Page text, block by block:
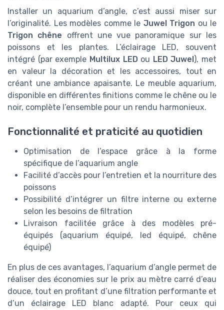
Installer un aquarium d’angle, c’est aussi miser sur
l’originalité. Les modèles comme le Juwel Trigon ou le
Trigon chêne offrent une vue panoramique sur les
poissons et les plantes. L’éclairage LED, souvent
intégré (par exemple Multilux LED ou LED Juwel), met
en valeur la décoration et les accessoires, tout en
créant une ambiance apaisante. Le meuble aquarium,
disponible en différentes finitions comme le chêne ou le
noir, complète l’ensemble pour un rendu harmonieux.
Fonctionnalité et praticité au quotidien
Optimisation de l’espace grâce à la forme
spécifique de l’aquarium angle
Facilité d’accès pour l’entretien et la nourriture des
poissons
Possibilité d’intégrer un filtre interne ou externe
selon les besoins de filtration
Livraison facilitée grâce à des modèles pré-
équipés (aquarium équipé, led équipé, chêne
équipé)
En plus de ces avantages, l’aquarium d’angle permet de
réaliser des économies sur le prix au mètre carré d’eau
douce, tout en profitant d’une filtration performante et
d’un éclairage LED blanc adapté. Pour ceux qui